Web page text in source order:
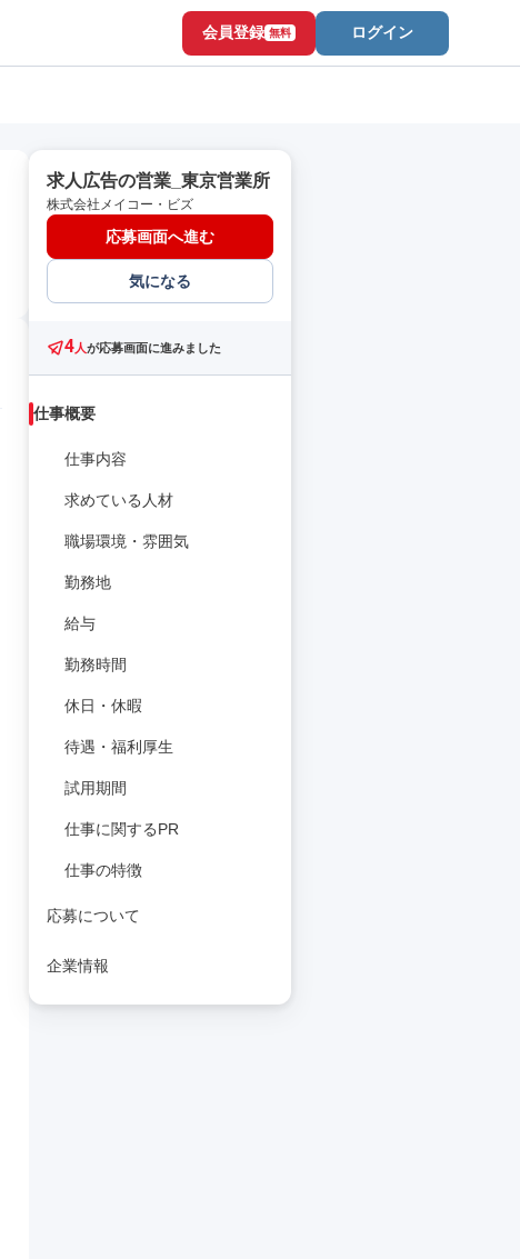
会員登録 無料 ログイン
求人広告の営業_東京営業所
株式会社メイコー・ビズ
応募画面へ進む
気になる
4人が応募画面に進みました
仕事概要
仕事内容
求めている人材
職場環境・雰囲気
勤務地
給与
勤務時間
休日・休暇
待遇・福利厚生
試用期間
仕事に関するPR
仕事の特徴
応募について
企業情報